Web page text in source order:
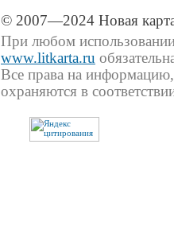
© 2007—2024 Новая
При любом использовании
www.litkarta.ru
Все права на
охраняются в